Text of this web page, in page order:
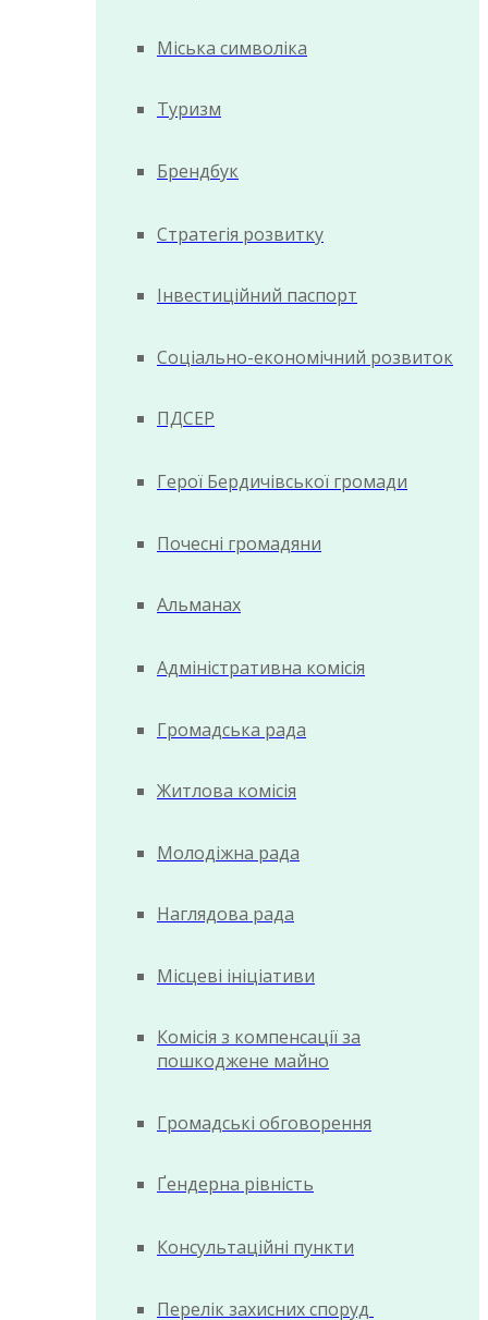
Міська символіка
Туризм
Брендбук
Стратегія розвитку
Інвестиційний паспорт
Соціально-економічний розвиток
ПДСЕР
Герої Бердичівської громади
Почесні громадяни
Альманах
Адміністративна комісія
Громадська рада
Житлова комісія
Молодіжна рада
Наглядова рада
Місцеві ініціативи
Комісія з компенсації за
пошкоджене майно
Громадські обговорення
Ґендерна рівність
Консультаційні пункти
Перелік захисних споруд